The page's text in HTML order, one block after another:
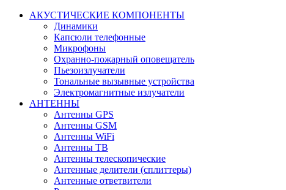
АКУСТИЧЕСКИЕ КОМПОНЕНТЫ
Динамики
Капсюли телефонные
Микрофоны
Охранно-пожарный оповещатель
Пьезоизлучатели
Тональные вызывные устройства
Электромагнитные излучатели
АНТЕННЫ
Антенны GPS
Антенны GSM
Антенны WiFi
Антенны ТВ
Антенны телескопические
Антенные делители (сплиттеры)
Антенные ответвители